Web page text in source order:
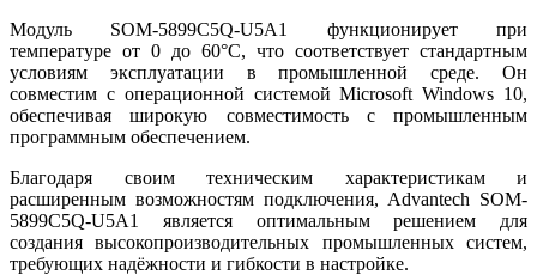
Модуль SOM-5899C5Q-U5A1 функционирует при
температуре от 0 до 60°C, что соответствует стандартным
условиям эксплуатации в промышленной среде. Он
совместим с операционной системой Microsoft Windows 10,
обеспечивая широкую совместимость с промышленным
программным обеспечением.
Благодаря своим техническим характеристикам и
расширенным возможностям подключения, Advantech SOM-
5899C5Q-U5A1 является оптимальным решением для
создания высокопроизводительных промышленных систем,
требующих надёжности и гибкости в настройке.